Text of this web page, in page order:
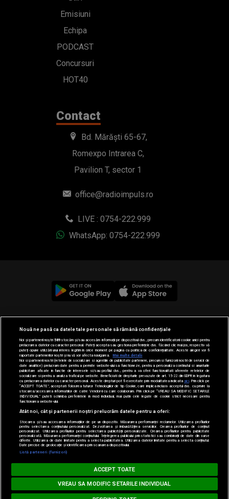
Emisiuni
Echipa
PODCAST
Concursuri
HOT40
Contact
Bd. Mărăști 65-67,
Romexpo Intrarea C,
Pavilion T, sector 1
office@radioimpuls.ro
LIVE : 0754-222.999
WhatsApp: 0754-222.999
© 2019-2026 DOGAN MEDIA INTERNATIONAL SA, Toate
drepturile rezervate.
Loading...#hitperepeat
Nouă ne pasă ca datele tale personale să rămână confidențiale
Noi și partenerii noștri589stocăm și/sau accesăm informații pe dispozitivul dvs., precum identificatorii cookie unici pentru
prelucrarea datelor cu caracter personal. Puteți accepta sau gestiona preferințele dvs. făcând clic mai jos, respectiv vă
puteți opune utilizării unui interes legitim în orice moment pe pagina cu politica de confidențialitate. Aceste alegeri vor fi
raportate partenerilor noștri și nu vă vor afecta navigarea.
Mai multe detalii
Noi si partenerii nostri (retelele de socializare si agentiile de publicitate partenere, precum si furnizorii nostri de servicii de
date analitice) prelucram date pentru a permite website-ului sa functioneze, pentru a personaliza continutul si anunturile
publicitare afisate in functie de interesele si/sau profilul dvs., pentru a va oferi functionalitati aferente retelelor de
socializare si pentru a analiza traficul pe website. Beneficiati de drepturile prevazute de art. 15-22 din GDPR in legatura
cu prelucrarea datelor cu caracter personal. Aceste drepturi pot fi exercitate prin modalitatea indicataaici . Prin click pe
“ACCEPT TOATE”, acceptati folosirea tuturor Tehnologiilor de tip Cookie, care implica inclusiv acceptul dvs. cu privire la
stocarea/accesarea informatiilor de catre Vendor-ii cu care colaboram. Prin click pe “VREAU SA MODIFIC SETARILE
INDIVIDUAL” puteti schimba preferintele in mod individual, mai putin cele legate de cookie strict necesare pentru
functionarea website-ului.
Atât noi, cât și partenerii noștri prelucrăm datele pentru a oferi:
Stocarea și/sau accesarea informațiilor de pe un dispozitiv. Măsurarea performanței reclamelor. Utilizarea profilurilor
pentru selectarea conținutului personalizat. Dezvoltarea și îmbunătățirea serviciilor. Crearea profilurilor de conținut
personalizat. Utilizarea profilurilor pentru selectarea publicității personalizate. Crearea profilurilor pentru publicitate
personalizată. Măsurarea performanței conținutului. Înțelegerea publicului prin statistici sau combinații de date din surse
diferite. Utilizarea de date limitate pentru a selecta publicitatea. Utilizarea datelor limitate pentru a selecta conținutul.
Date precise de geolocație și identificarea prin scanarea dispozitivului.
Listă parteneri (furnizori)
ACCEPT TOATE
VREAU SA MODIFIC SETARILE INDIVIDUAL